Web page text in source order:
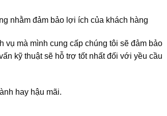
nhằm đảm bảo lợi ích của khách hàng
vụ mà mình cung cấp chúng tôi sẽ đảm bảo
kỹ thuật sẽ hỗ trợ tốt nhất đối với yều cầu
hay hậu mãi.